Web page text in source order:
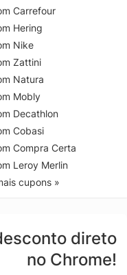
Carrefour
Hering
Nike
Zattini
Natura
Mobly
Decathlon
Cobasi
Compra Certa
Leroy Merlin
cupons »
direto
no Chrome!